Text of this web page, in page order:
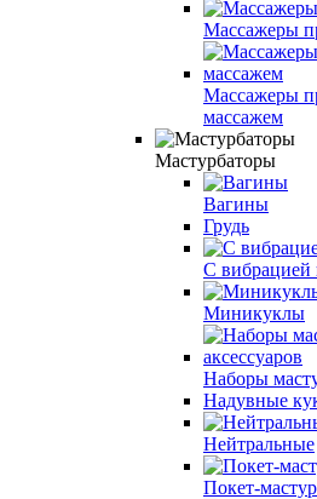
Массажеры
Массажеры
массажем
Мастурбаторы
Вагины
Грудь
С вибрацией
Миникуклы
Наборы
Надувные
Нейтральные
Покет-